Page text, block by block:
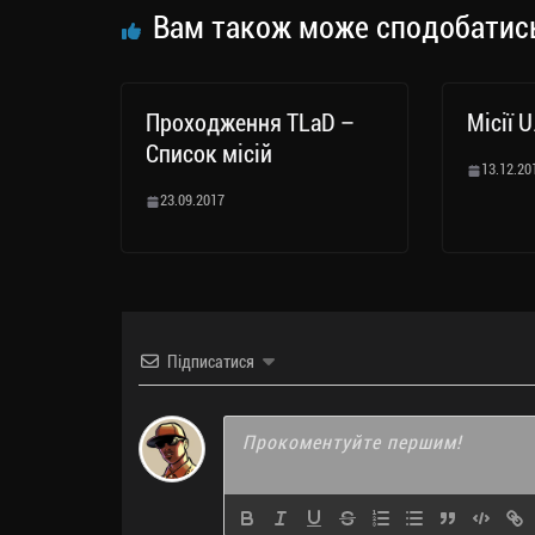
ся
Вам також може
Проходження TLaD –
Список місій
23.09.2017
Місії
Підписатися